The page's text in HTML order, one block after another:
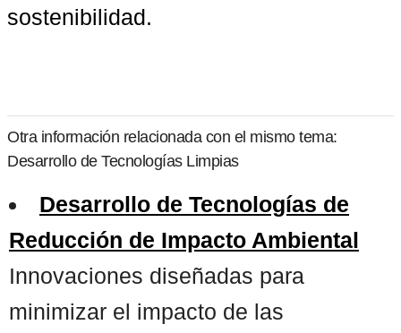
sostenibilidad.
Otra información relacionada con el mismo tema:
Desarrollo de Tecnologías Limpias
Desarrollo de Tecnologías de
Reducción de Impacto Ambiental
Innovaciones diseñadas para
minimizar el impacto de las